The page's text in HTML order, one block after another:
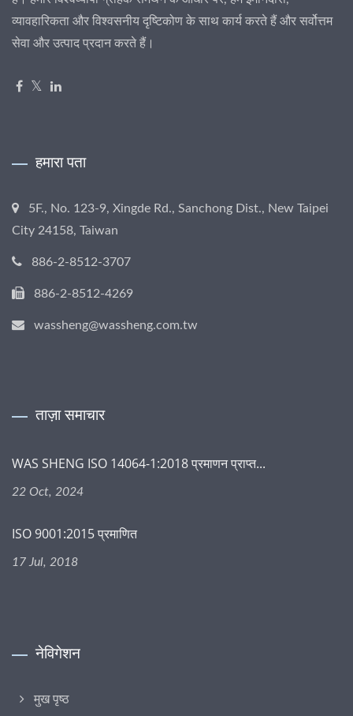
व्यावहारिकता और विश्वसनीय दृष्टिकोण के साथ कार्य करते हैं और सर्वोत्तम
सेवा और उत्पाद प्रदान करते हैं।
हमारा पता
5F., No. 123-9, Xingde Rd., Sanchong Dist., New Taipei
City 24158, Taiwan
886-2-8512-3707
886-2-8512-4269
wassheng@wassheng.com.tw
ताज़ा समाचार
WAS SHENG ISO 14064-1:2018 प्रमाणन प्राप्त...
22 Oct, 2024
ISO 9001:2015 प्रमाणित
17 Jul, 2018
नेविगेशन
मुख पृष्ठ